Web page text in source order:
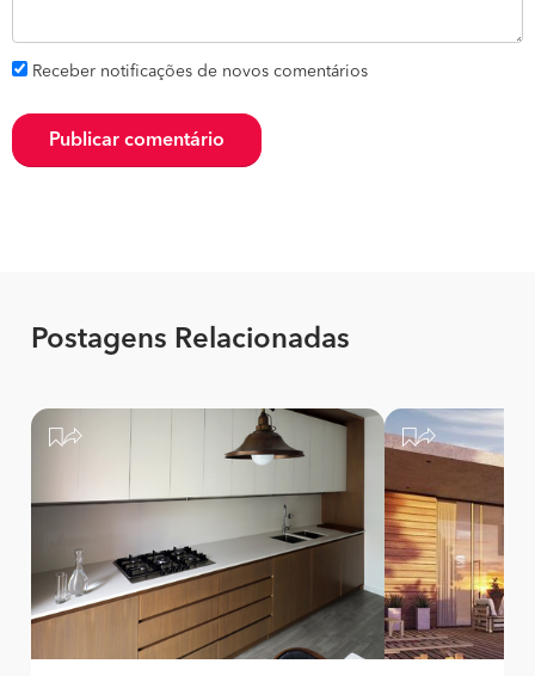
Receber notificações de novos comentários
Publicar comentário
Postagens Relacionadas